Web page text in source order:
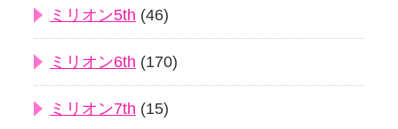
ミリオン5th (46)
ミリオン6th (170)
ミリオン7th (15)